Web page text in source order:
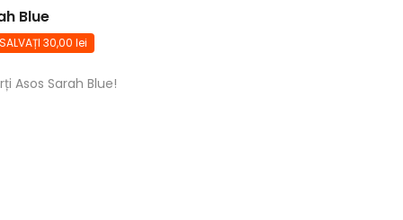
Blue
SALVAȚI 30,00 lei
Asos Sarah Blue!